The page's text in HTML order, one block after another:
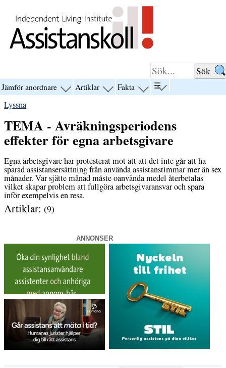
Jämför anordnare visa
anordnare”
Artiklar visa Fakta visa
☰visa
menyn
Lyssna
TEMA - Avräkningsperiodens
effekter för egna arbetsgivare
Egna arbetsgivare har protesterat mot att att det inte går att ha
sparad assistansersättning från använda assistanstimmar mer än sex
månader. Var sjätte månad måste oanvända medel återbetalas
vilket skapar problem att fullgöra arbetsgivaransvar och spara
inför exempelvis en resa.
Artiklar:(9)
ANNONSER